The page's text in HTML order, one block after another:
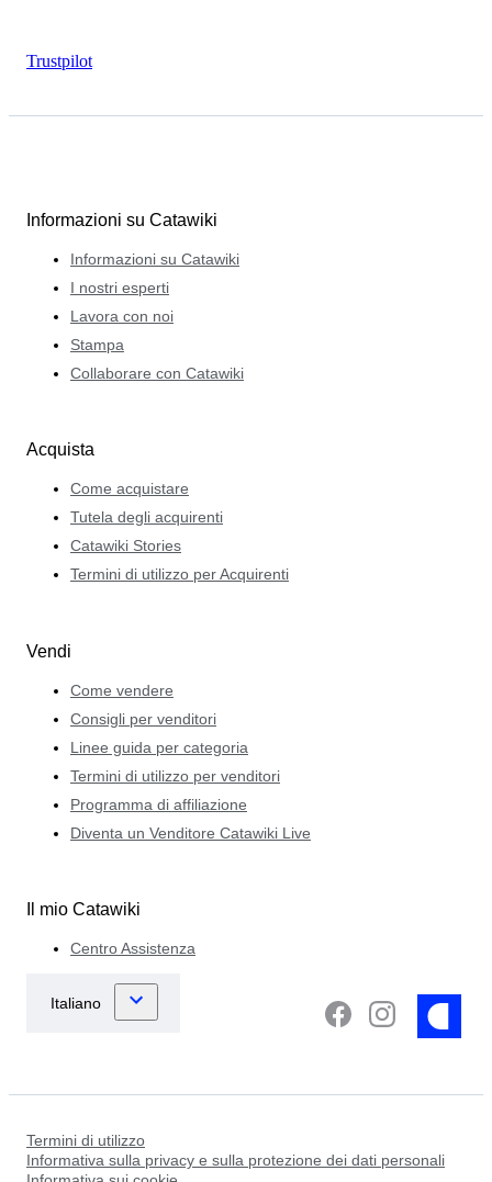
Trustpilot
Informazioni su Catawiki
Informazioni su Catawiki
I nostri esperti
Lavora con noi
Stampa
Collaborare con Catawiki
Acquista
Come acquistare
Tutela degli acquirenti
Catawiki Stories
Termini di utilizzo per Acquirenti
Vendi
Come vendere
Consigli per venditori
Linee guida per categoria
Termini di utilizzo per venditori
Programma di affiliazione
Diventa un Venditore Catawiki Live
Il mio Catawiki
Centro Assistenza
Termini di utilizzo
Informativa sulla privacy e sulla protezione dei dati personali